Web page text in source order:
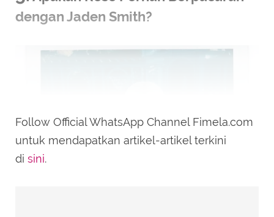
dengan Jaden Smith?
Follow Official WhatsApp Channel Fimela.com
untuk mendapatkan artikel-artikel terkini
di sini.